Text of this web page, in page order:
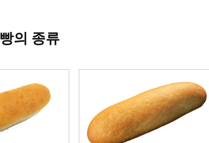
빵의 종류